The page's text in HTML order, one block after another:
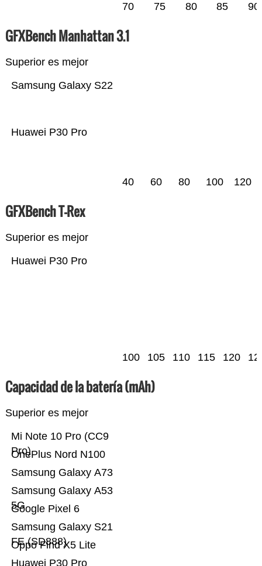
70 75 80 85 90
GFXBench Manhattan 3.1
Superior es mejor
Huawei P30 Pro
Samsung Galaxy S22
40 60 80 100 120
GFXBench T-Rex
Superior es mejor
Huawei P30 Pro
100 105 110 115 120
Capacidad de la batería (mAh)
Superior es mejor
Huawei P30 Pro
Oppo Find X5 Lite
Samsung Galaxy S21
FE (SD888)
Google Pixel 6
Samsung Galaxy A53
5G
Samsung Galaxy A73
OnePlus Nord N100
Mi Note 10 Pro (CC9
Pro)